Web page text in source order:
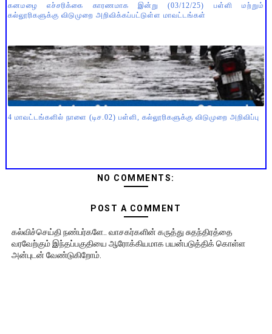
கனமழை எச்சரிக்கை காரணமாக இன்று (03/12/25) பள்ளி மற்றும்
கல்லூரிகளுக்கு விடுமுறை அறிவிக்கப்பட்டுள்ள மாவட்டங்கள்
4 மாவட்டங்களில் நாளை (டிச.02) பள்ளி, கல்லூரிகளுக்கு விடுமுறை அறிவிப்பு
NO COMMENTS:
POST A COMMENT
கல்விச்செய்தி நண்பர்களே.. வாசகர்களின் கருத்து சுதந்திரத்தை
வரவேற்கும் இந்தப்பகுதியை ஆரோக்கியமாக பயன்படுத்திக் கொள்ள
அன்புடன் வேண்டுகிறோம்.